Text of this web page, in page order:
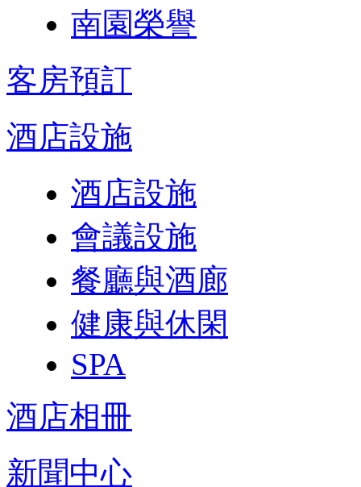
南園榮譽
客房預訂
酒店設施
酒店設施
會議設施
餐廳與酒廊
健康與休閑
SPA
酒店相冊
新聞中心